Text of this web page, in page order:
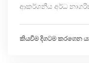
ආකර්ශනීය අර්ධ
කියවීම දිගටම කරගෙන